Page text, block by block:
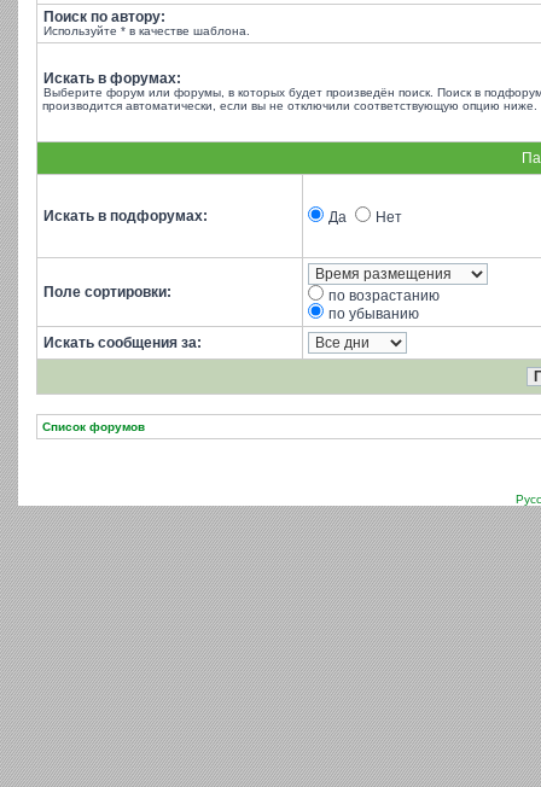
Поиск по автору:
Используйте * в качестве шаблона.
Искать в форумах:
Выберите форум или форумы, в которых будет произведён поиск. Поиск в
производится автоматически, если вы не отключили соответствующую опцию ниже.
Искать в подфорумах: Да Нет
Поле сортировки:
по возрастанию
по убыванию
Искать сообщения за:
Список форумов